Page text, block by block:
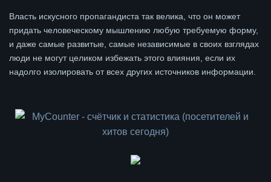
Власть искусного пропагандиста так велика, что он может
придать человеческому мышлению любую требуемую форму,
и даже самые развитые, самые независимые в своих взглядах
люди не могут целиком избежать этого влияния, если их
надолго изолировать от всех других источников информации.